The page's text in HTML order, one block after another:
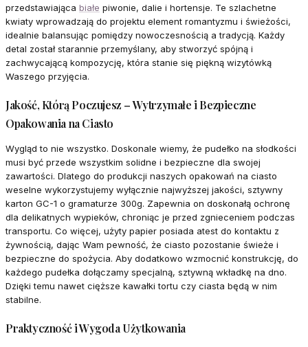
przedstawiająca białe piwonie, dalie i hortensje. Te szlachetne
kwiaty wprowadzają do projektu element romantyzmu i świeżości,
idealnie balansując pomiędzy nowoczesnością a tradycją. Każdy
detal został starannie przemyślany, aby stworzyć spójną i
zachwycającą kompozycję, która stanie się piękną wizytówką
Waszego przyjęcia.
Jakość, Którą Poczujesz – Wytrzymałe i Bezpieczne
Opakowania na Ciasto
Wygląd to nie wszystko. Doskonale wiemy, że pudełko na słodkości
musi być przede wszystkim solidne i bezpieczne dla swojej
zawartości. Dlatego do produkcji naszych opakowań na ciasto
weselne wykorzystujemy wyłącznie najwyższej jakości, sztywny
karton GC-1 o gramaturze 300g. Zapewnia on doskonałą ochronę
dla delikatnych wypieków, chroniąc je przed zgnieceniem podczas
transportu. Co więcej, użyty papier posiada atest do kontaktu z
żywnością, dając Wam pewność, że ciasto pozostanie świeże i
bezpieczne do spożycia. Aby dodatkowo wzmocnić konstrukcję, do
każdego pudełka dołączamy specjalną, sztywną wkładkę na dno.
Dzięki temu nawet cięższe kawałki tortu czy ciasta będą w nim
stabilne.
Praktyczność i Wygoda Użytkowania